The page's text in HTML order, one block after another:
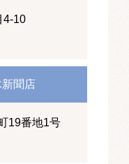
4-10
聞店
19番地1号